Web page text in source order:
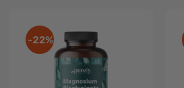
-22%